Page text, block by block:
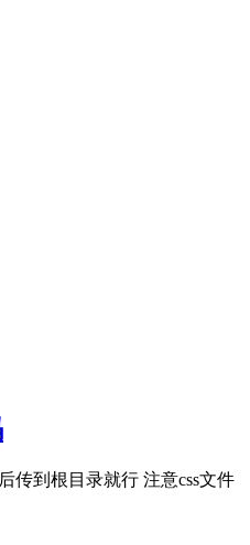
传到根目录就行 注意css文件